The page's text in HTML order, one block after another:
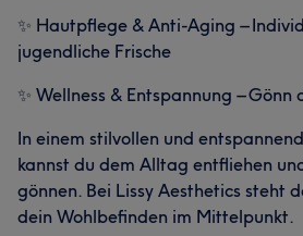
✨ Hautpflege & Anti-Aging –
jugendliche Frische
✨ Wellness & Entspannung – Gönn
In einem stilvollen und
kannst du dem Alltag entfliehen
gönnen. Bei Lissy Aesthetics steht
dein Wohlbefinden im Mittelpunkt.